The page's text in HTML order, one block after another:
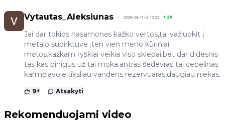
Vytautas_Aleksiunas 2026-05-11 kl. 12:02 + 28
Jai dar tokios nasamonės kažko vertos,tai važiuokit į
metalo supirktuve ,ten vien meno kūriniai
mėtos.kažkam ryškiai veikia viso skiepai,bet dar didesnis
tas kas pinigus už tai moka.antras šedevras tai cepelinas
karmėlavoje.tiksliau vandens rezervuaras,daugiau niekas.
9+ Atsakyti
Rekomenduojami video